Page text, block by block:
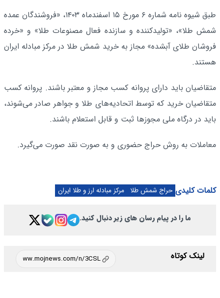
‌طبق شیوه نامه شماره ۶ مورخ ۱۵ اسفندماه ۱۴۰۳، «فروشندگان عمده
شمش طلا»، «تولیدکننده و سازنده فعال مصنوعات طلا» و «خرده
فروشان طلای آبشده» مجاز به خرید شمش طلا در مرکز مبادله ایران
هستند.
متقاضیان باید دارای پروانه کسب مجاز و معتبر باشند. پروانه کسب
متقاضیان خرید که توسط اتحادیه‌های طلا و جواهر صادر می‌شوند،
باید در درگاه ملی مجوزها ثبت و قابل استعلام باشند.
‌معاملات به روش حراج حضوری و به صورت نقد صورت می‌گیرد.
کلمات کلیدی حراج شمش طلا مرکز مبادله ارز و طلا ایران
ما را در پیام رسان های زیر دنبال کنید.
لینک کوتاه